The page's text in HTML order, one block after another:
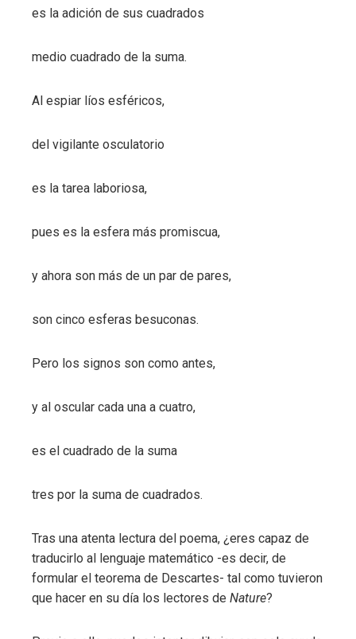
es la adición de sus cuadrados
medio cuadrado de la suma.
Al espiar líos esféricos,
del vigilante osculatorio
es la tarea laboriosa,
pues es la esfera más promiscua,
y ahora son más de un par de pares,
son cinco esferas besuconas.
Pero los signos son como antes,
y al oscular cada una a cuatro,
es el cuadrado de la suma
tres por la suma de cuadrados.
Tras una atenta lectura del poema, ¿eres capaz de
traducirlo al lenguaje matemático -es decir, de
formular el teorema de Descartes- tal como tuvieron
que hacer en su día los lectores de Nature?